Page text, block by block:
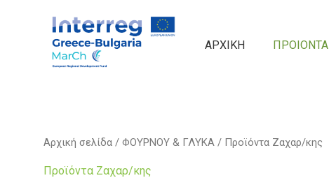
περιεχόμενο
περιεχόμενο
ΑΡΧΙΚΗ ΠΡΟΙΟΝΤΑ
Αρχική σελίδα / ΦΟΥΡΝΟΥ & ΓΛΥΚΑ / Προϊόντα Ζαχαρ/κης
Προϊόντα Ζαχαρ/κης